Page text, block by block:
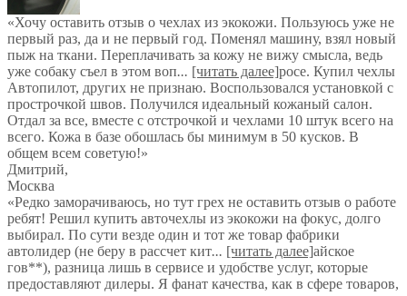
«Хочу оставить отзыв о чехлах из экокожи. Пользуюсь уже не
первый раз, да и не первый год. Поменял машину, взял новый
пыж на ткани. Переплачивать за кожу не вижу смысла, ведь
уже собаку съел в этом воп... [читать далее]росе. Купил чехлы
Автопилот, других не признаю. Воспользовался установкой с
прострочкой швов. Получился идеальный кожаный салон.
Отдал за все, вместе с отстрочкой и чехлами 10 штук всего на
всего. Кожа в базе обошлась бы минимум в 50 кусков. В
общем всем советую!»
Дмитрий,
Москва
«Редко заморачиваюсь, но тут грех не оставить отзыв о работе
ребят! Решил купить авточехлы из экокожи на фокус, долго
выбирал. По сути везде один и тот же товар фабрики
автолидер (не беру в рассчет кит... [читать далее]айское
гов**), разница лишь в сервисе и удобстве услуг, которые
предоставляют дилеры. Я фанат качества, как в сфере товаров,